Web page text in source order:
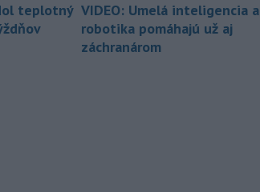
teplotný VIDEO: Umelá inteligencia a
robotika pomáhajú už aj
záchranárom